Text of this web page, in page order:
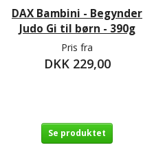
DAX Bambini - Begynder
Judo Gi til børn - 390g
Pris fra
DKK 229,00
Se produktet